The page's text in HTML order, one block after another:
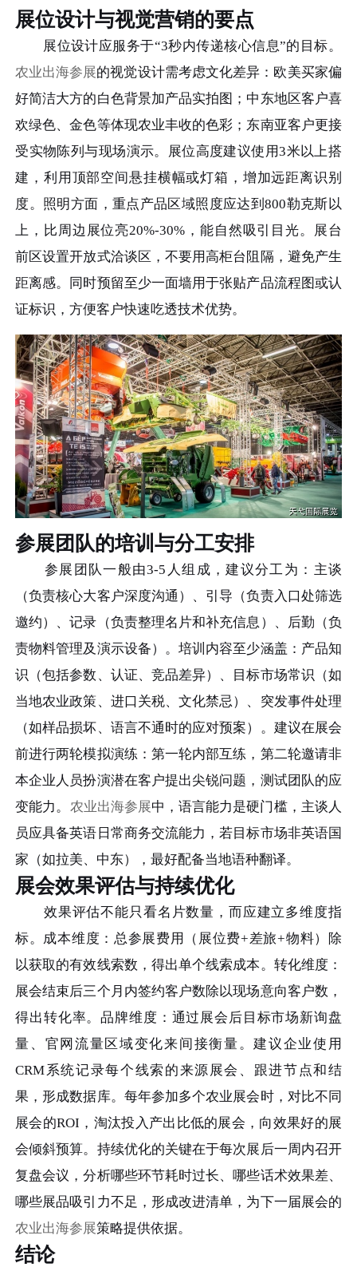
展位设计与视觉营销的要点
展位设计应服务于“3秒内传递核心信息”的目标。
农业出海参展的视觉设计需考虑文化差异：欧美买家偏
好简洁大方的白色背景加产品实拍图；中东地区客户喜
欢绿色、金色等体现农业丰收的色彩；东南亚客户更接
受实物陈列与现场演示。展位高度建议使用3米以上搭
建，利用顶部空间悬挂横幅或灯箱，增加远距离识别
度。照明方面，重点产品区域照度应达到800勒克斯以
上，比周边展位亮20%-30%，能自然吸引目光。展台
前区设置开放式洽谈区，不要用高柜台阻隔，避免产生
距离感。同时预留至少一面墙用于张贴产品流程图或认
证标识，方便客户快速吃透技术优势。
参展团队的培训与分工安排
参展团队一般由3-5人组成，建议分工为：主谈
（负责核心大客户深度沟通）、引导（负责入口处筛选
邀约）、记录（负责整理名片和补充信息）、后勤（负
责物料管理及演示设备）。培训内容至少涵盖：产品知
识（包括参数、认证、竞品差异）、目标市场常识（如
当地农业政策、进口关税、文化禁忌）、突发事件处理
（如样品损坏、语言不通时的应对预案）。建议在展会
前进行两轮模拟演练：第一轮内部互练，第二轮邀请非
本企业人员扮演潜在客户提出尖锐问题，测试团队的应
变能力。 农业出海参展中，语言能力是硬门槛，主谈人
员应具备英语日常商务交流能力，若目标市场非英语国
家（如拉美、中东），最好配备当地语种翻译。
展会效果评估与持续优化
效果评估不能只看名片数量，而应建立多维度指
标。成本维度：总参展费用（展位费+差旅+物料）除
以获取的有效线索数，得出单个线索成本。转化维度：
展会结束后三个月内签约客户数除以现场意向客户数，
得出转化率。品牌维度：通过展会后目标市场新询盘
量、官网流量区域变化来间接衡量。建议企业使用
CRM系统记录每个线索的来源展会、跟进节点和结
果，形成数据库。每年参加多个农业展会时，对比不同
展会的ROI，淘汰投入产出比低的展会，向效果好的展
会倾斜预算。持续优化的关键在于每次展后一周内召开
复盘会议，分析哪些环节耗时过长、哪些话术效果差、
哪些展品吸引力不足，形成改进清单，为下一届展会的
农业出海参展策略提供依据。
结论